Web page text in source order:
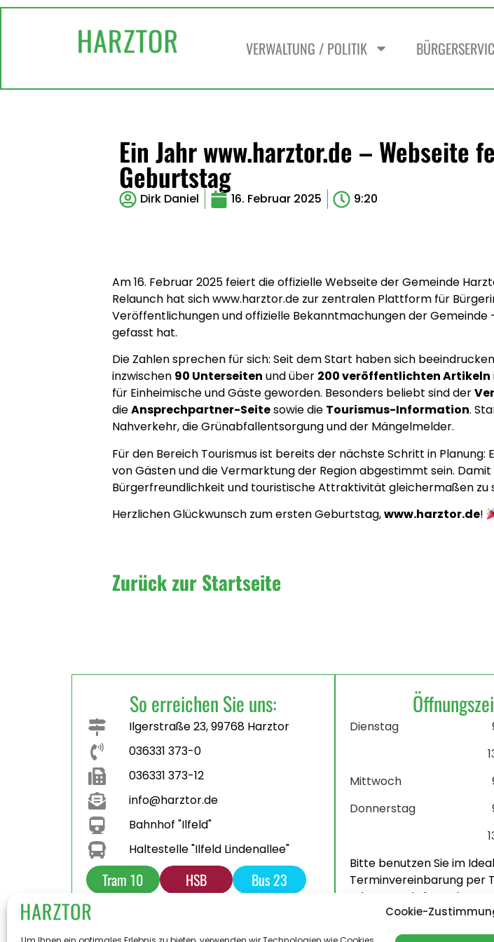
Cookie-
VERWALTUNG / POLITIK
Ein Jahr www.harztor.de – Webseite
Geburtstag
Dirk Daniel 16. Februar 2025 9:20
Am 16. Februar 2025 feiert die offizielle Webseite der Gemeinde
Relaunch hat sich www.harztor.de zur zentralen Plattform für
Veröffentlichungen und offizielle Bekanntmachungen der Gemeinde
gefasst hat.
Die Zahlen sprechen für sich: Seit dem Start haben sich
inzwischen 90 Unterseiten und über 200 veröffentlichten Artikeln
für Einheimische und Gäste geworden. Besonders beliebt sind der
dieAnsprechpartner-Seitesowie die Tourismus-Information.
Nahverkehr, die Grünabfallentsorgung und der Mängelmelder.
Für den Bereich Tourismus ist bereits der nächste Schritt in
von Gästen und die Vermarktung der Region abgestimmt sein.
Bürgerfreundlichkeit und touristische Attraktivität gleichermaßen zu
Herzlichen Glückwunsch zum ersten Geburtstag,www.harztor.de!
Zurück zur Startseite
So erreichen Sie uns:
Ilgerstraße 23, 99768 Harztor
036331 373-0
036331 373-12
info@harztor.de
Bahnhof "Ilfeld"
Haltestelle "Ilfeld Lindenallee"
Tram 10 HSB
Bus 23
Dienstag
Mittwoch
Donnerstag
Bitte benutzen Sie im
Terminvereinbarung per
oder Kontaktformular.